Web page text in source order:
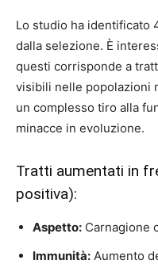
Lo studio ha identificato
dalla selezione. È
questi corrisponde a
visibili nelle popolazioni
un complesso tiro alla
minacce in evoluzione.
Tratti aumentati in
positiva):
Aspetto: Carnagione
Immunità: Aumento